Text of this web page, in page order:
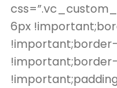
6px